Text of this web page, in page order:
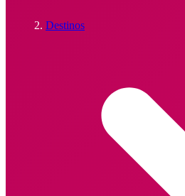
Destinos